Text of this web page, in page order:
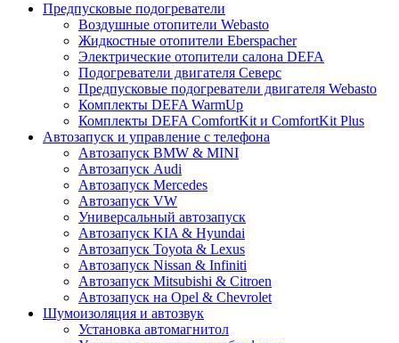
Предпусковые подогреватели
Воздушные отопители Webasto
Жидкостные отопители Eberspacher
Электрические отопители салона DEFA
Подогреватели двигателя Северс
Предпусковые подогреватели двигателя Webasto
Комплекты DEFA WarmUp
Комплекты DEFA ComfortKit и ComfortKit Plus
Автозапуск и управление с телефона
Автозапуск BMW & MINI
Автозапуск Audi
Автозапуск Mercedes
Автозапуск VW
Универсальный автозапуск
Автозапуск KIA & Hyundai
Автозапуск Toyota & Lexus
Автозапуск Nissan & Infiniti
Автозапуск Mitsubishi & Citroen
Автозапуск на Opel & Chevrolet
Шумоизоляция и автозвук
Установка автомагнитол